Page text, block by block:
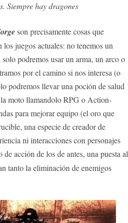
Siempre hay dragones
son precisamente cosas que
juegos actuales: no tenemos un
podremos usar un arma, un arco o
por el camino si nos interesa (o
podremos llevar una poción de salud
moto llamandolo RPG o Action-
para mejorar equipo (el oro que
una especie de creador de
ni interacciones con personajes
de acción de los de antes, una puesta al
tanto la eliminación de enemigos